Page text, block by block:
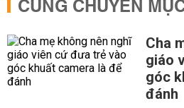
CÙNG CHUYÊN
Cha
giáo
góc
đánh